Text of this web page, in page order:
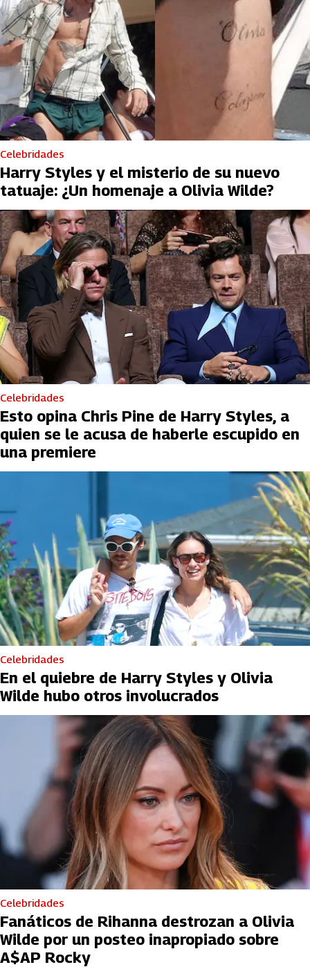
Celebridades
Harry Styles y el misterio de su nuevo
tatuaje: ¿Un homenaje a Olivia Wilde?
Celebridades
Esto opina Chris Pine de Harry Styles, a
quien se le acusa de haberle escupido en
una premiere
Celebridades
En el quiebre de Harry Styles y Olivia
Wilde hubo otros involucrados
Celebridades
Fanáticos de Rihanna destrozan a Olivia
Wilde por un posteo inapropiado sobre
A$AP Rocky